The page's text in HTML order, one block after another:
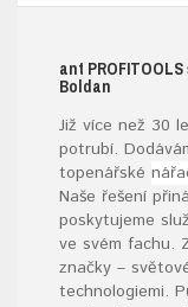
ant PROFITOOLS
Boldan
Již více než 30
potrubí.
topenářské
Naše řešení
poskytujeme
ve svém fachu.
značky –
technologiemi.